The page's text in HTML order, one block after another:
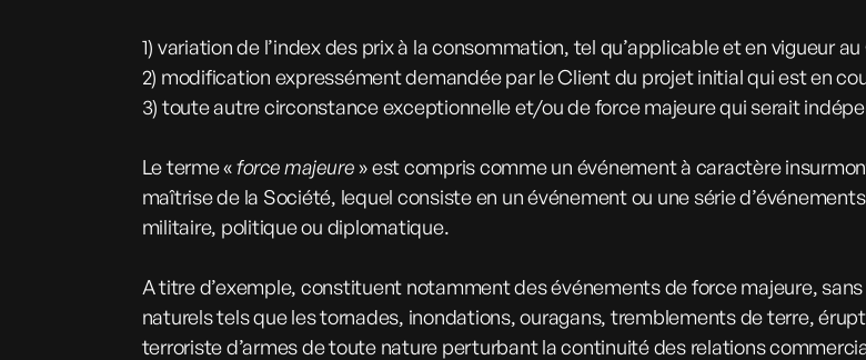
1) variation de l’index des prix à la consommation, tel qu’applicable et en vigueur
2) modification expressément demandée par le Client du projet initial qui est en
3) toute autre circonstance exceptionnelle et/ou de force majeure qui serait
Le terme «force majeure» est compris comme un événement à caractère
maîtrise de la Société, lequel consiste en un événement ou une série
militaire, politique ou diplomatique.
A titre d’exemple, constituent notamment des événements de force majeure,
naturels tels que les tornades, inondations, ouragans, tremblements de terre,
terroriste d’armes de toute nature perturbant la continuité des relations